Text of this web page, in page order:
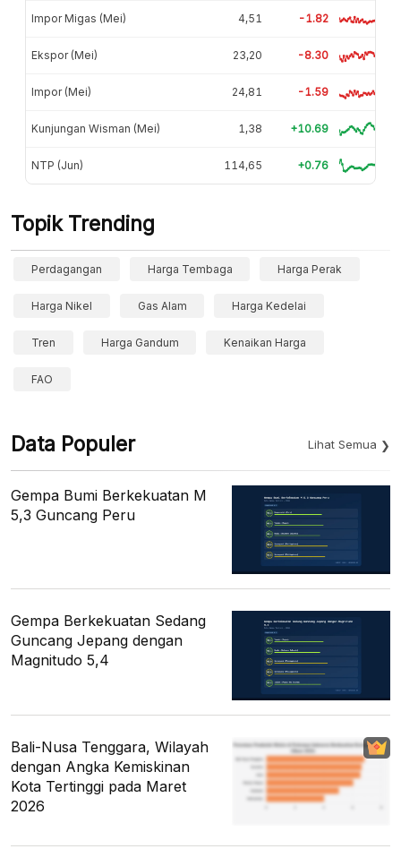
Impor Migas (Mei) 4,51 -1.82
Ekspor (Mei) 23,20 -8.30
Impor (Mei) 24,81 -1.59
Kunjungan Wisman (Mei) 1,38 +10.69
NTP (Jun) 114,65 +0.76
Topik Trending
Perdagangan Harga Tembaga Harga Perak
Harga Nikel Gas Alam Harga Kedelai
Tren Harga Gandum Kenaikan Harga
FAO
Data Populer Lihat Semua
Gempa Bumi Berkekuatan M
5,3 Guncang Peru
Gempa Berkekuatan Sedang
Guncang Jepang dengan
Magnitudo 5,4
Bali-Nusa Tenggara, Wilayah
dengan Angka Kemiskinan
Kota Tertinggi pada Maret
2026